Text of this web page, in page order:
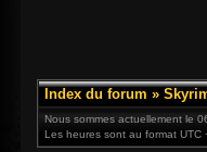
Index du forum »
Nous sommes actuellement le
Les heures sont au format UTC